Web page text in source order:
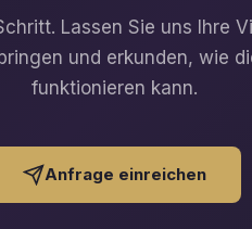
Lassen Sie uns Ihre
und erkunden, wie
funktionieren kann.
Anfrage einreichen